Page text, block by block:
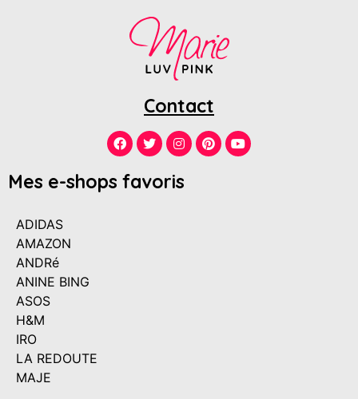
Contact
Mes e-shops favoris
ADIDAS
AMAZON
ANDRé
ANINE BING
ASOS
H&M
IRO
LA REDOUTE
MAJE